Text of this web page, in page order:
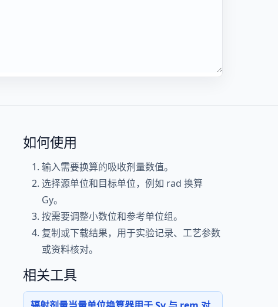
如何使用
输入需要换算的吸收剂量数值。
选择源单位和目标单位，例如 rad 换算
Gy。
按需要调整小数位和参考单位组。
复制或下载结果，用于实验记录、工艺参数
或资料核对。
相关工具